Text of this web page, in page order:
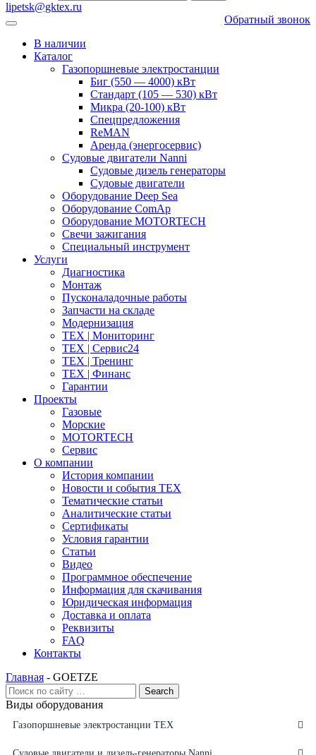
lipetsk@gktex.ru
Обратный звонок
В наличии
Каталог
Газопоршневые электростанции
Биг (550 — 4000) кВт
Стандарт (105 — 530) кВт
Микра (20-100) кВт
Спецпредложения
ReMAN
Аренда (энергосервис)
Судовые двигатели Nanni
Судовые дизель генераторы
Судовые двигатели
Оборудование Deep Sea
Оборудование ComAp
Оборудование MOTORTECH
Свечи зажигания
Специальный инструмент
Услуги
Диагностика
Монтаж
Пусконаладочные работы
Запчасти на складе
Модернизация
ТЕХ | Мониторинг
ТЕХ | Сервис24
ТЕХ | Тренинг
ТЕХ | Финанс
Гарантии
Проекты
Газовые
Морские
MOTORTECH
Сервис
О компании
История компании
Новости и события ТЕХ
Тематические статьи
Аналитические статьи
Сертификаты
Условия гарантии
Статьи
Видео
Программное обеспечение
Информация для скачивания
Юридическая информация
Доставка и оплата
Реквизиты
FAQ
Контакты
Главная - GOETZE
Виды оборудования
Газопоршневые электростанции ТЕХ